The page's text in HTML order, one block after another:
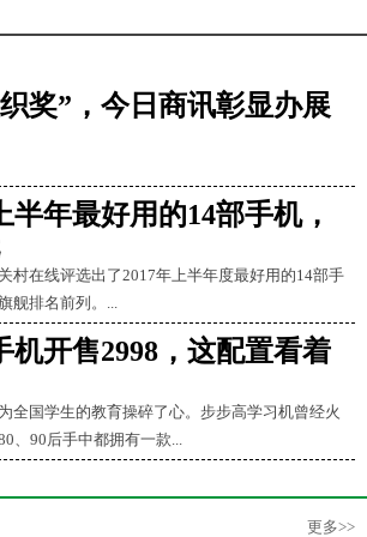
奖”，今日商讯彰显办展
半年最好用的14部手机，
村在线评选出了2017年上半年度最好用的14部手
舰排名前列。...
机开售2998，这配置看着
全国学生的教育操碎了心。步步高学习机曾经火
、90后手中都拥有一款...
更多>>